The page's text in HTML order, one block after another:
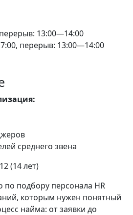
13:00—14:00
перерыв: 13:00—14:00
среднего звена
(14 лет)
по подбору персонала HR
которым нужен понятный
найма: от заявки до